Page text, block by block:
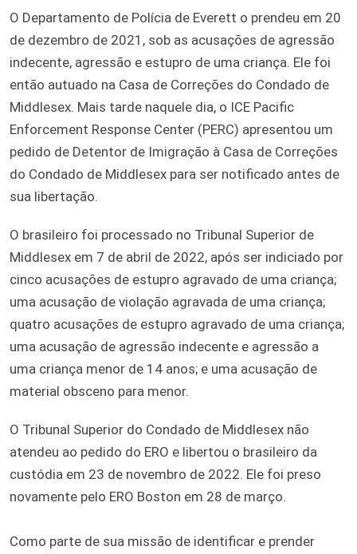
O Departamento de Polícia de Everett o prendeu em 20
de dezembro de 2021, sob as acusações de agressão
indecente, agressão e estupro de uma criança. Ele foi
então autuado na Casa de Correções do Condado de
Middlesex. Mais tarde naquele dia, o ICE Pacific
Enforcement Response Center (PERC) apresentou um
pedido de Detentor de Imigração à Casa de Correções
do Condado de Middlesex para ser notificado antes de
sua libertação.
O brasileiro foi processado no Tribunal Superior de
Middlesex em 7 de abril de 2022, após ser indiciado por
cinco acusações de estupro agravado de uma criança;
uma acusação de violação agravada de uma criança;
quatro acusações de estupro agravado de uma criança;
uma acusação de agressão indecente e agressão a
uma criança menor de 14 anos; e uma acusação de
material obsceno para menor.
O Tribunal Superior do Condado de Middlesex não
atendeu ao pedido do ERO e libertou o brasileiro da
custódia em 23 de novembro de 2022. Ele foi preso
novamente pelo ERO Boston em 28 de março.
Como parte de sua missão de identificar e prender